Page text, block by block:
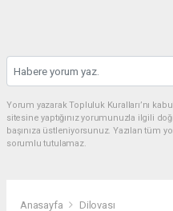
Yorum yazarak Topluluk Kuralları’nı
sitesine yaptığınız yorumunuzla ilgili
başınıza üstleniyorsunuz. Yazılan tüm
sorumlu tutulamaz.
Anasayfa Dilovası